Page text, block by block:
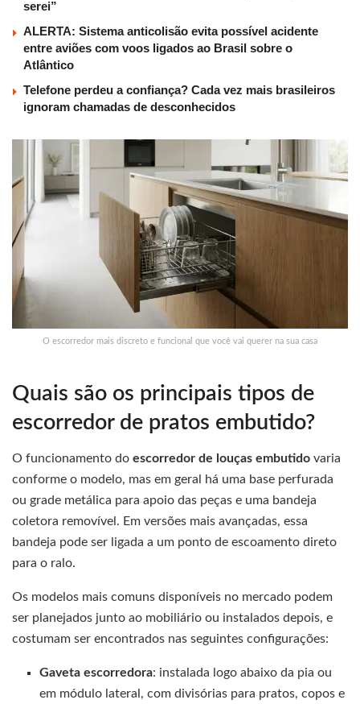
serei”
ALERTA: Sistema anticolisão evita possível acidente
entre aviões com voos ligados ao Brasil sobre o
Atlântico
Telefone perdeu a confiança? Cada vez mais brasileiros
ignoram chamadas de desconhecidos
O escorredor mais discreto e funcional que você vai querer na sua casa
Quais são os principais tipos de
escorredor de pratos embutido?
O funcionamento do escorredor de louças embutido varia
conforme o modelo, mas em geral há uma base perfurada
ou grade metálica para apoio das peças e uma bandeja
coletora removível. Em versões mais avançadas, essa
bandeja pode ser ligada a um ponto de escoamento direto
para o ralo.
Os modelos mais comuns disponíveis no mercado podem
ser planejados junto ao mobiliário ou instalados depois, e
costumam ser encontrados nas seguintes configurações:
Gaveta escorredora: instalada logo abaixo da pia ou
em módulo lateral, com divisórias para pratos, copos e